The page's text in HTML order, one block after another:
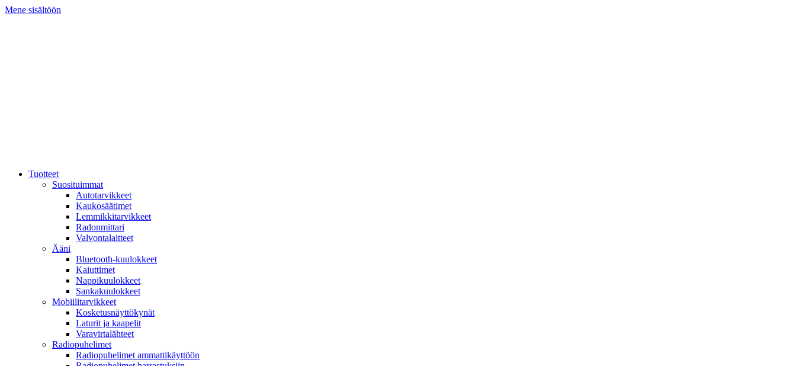
Mene sisältöön
Tuotteet
Suosituimmat
Autotarvikkeet
Kaukosäätimet
Lemmikkitarvikkeet
Radonmittari
Valvontalaitteet
Ääni
Bluetooth-kuulokkeet
Kaiuttimet
Nappikuulokkeet
Sankakuulokkeet
Mobiilitarvikkeet
Kosketusnäyttökynät
Laturit ja kaapelit
Varavirtalähteet
Radiopuhelimet
Radiopuhelimet ammattikäyttöön